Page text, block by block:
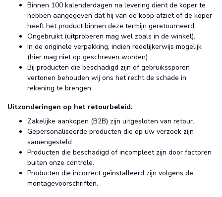
Binnen 100 kalenderdagen na levering dient de koper te
hebben aangegeven dat hij van de koop afziet of de koper
heeft het product binnen deze termijn geretourneerd.
Ongebruikt (uitproberen mag wel zoals in de winkel).
In de originele verpakking, indien redelijkerwijs mogelijk
(hier mag niet op geschreven worden).
Bij producten die beschadigd zijn of gebruikssporen
vertonen behouden wij ons het recht de schade in
rekening te brengen.
Uitzonderingen op het retourbeleid:
Zakelijke aankopen (B2B) zijn uitgesloten van retour.
Gepersonaliseerde producten die op uw verzoek zijn
samengesteld.
Producten die beschadigd of incompleet zijn door factoren
buiten onze controle.
Producten die incorrect geïnstalleerd zijn volgens de
montagevoorschriften.